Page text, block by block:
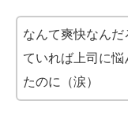
なんて爽快なん
ていれば上司に
たのに（涙）